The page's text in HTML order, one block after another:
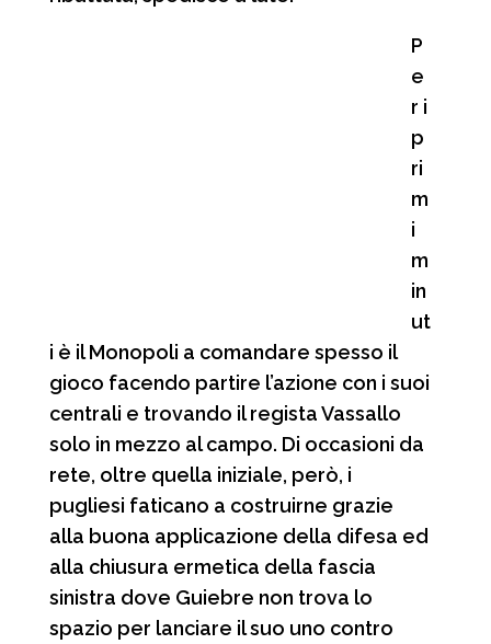
P
e
r i
p
ri
m
i
m
in
ut
i è il Monopoli a comandare spesso il
gioco facendo partire l’azione con i suoi
centrali e trovando il regista Vassallo
solo in mezzo al campo. Di occasioni da
rete, oltre quella iniziale, però, i
pugliesi faticano a costruirne grazie
alla buona applicazione della difesa ed
alla chiusura ermetica della fascia
sinistra dove Guiebre non trova lo
spazio per lanciare il suo uno contro